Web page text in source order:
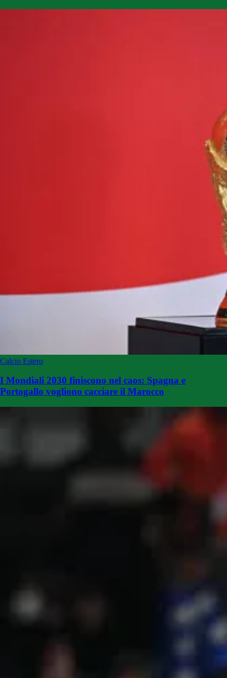
Calcio Estero
I Mondiali 2030 finiscono nel caos: Spagna e
Portogallo vogliono cacciare il Marocco